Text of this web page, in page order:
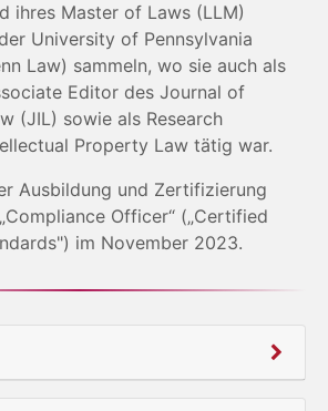
ihres Master of Laws (LLM)
University of Pennsylvania
Law) sammeln, wo sie auch als
Editor des Journal of
(JIL) sowie als Research
Property Law tätig war.
Ausbildung und Zertifizierung
Officer“ („Certified
im November 2023.